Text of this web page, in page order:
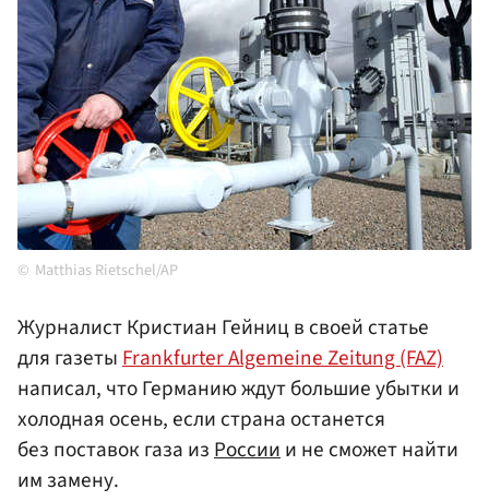
Matthias Rietschel/AP
Журналист Кристиан Гейниц в своей статье
для газетыFrankfurter Algemeine Zeitung (FAZ)
написал, что Германию ждут большие убытки и
холодная осень, если страна останется
без поставок газа изРоссиии не сможет найти
им замену.